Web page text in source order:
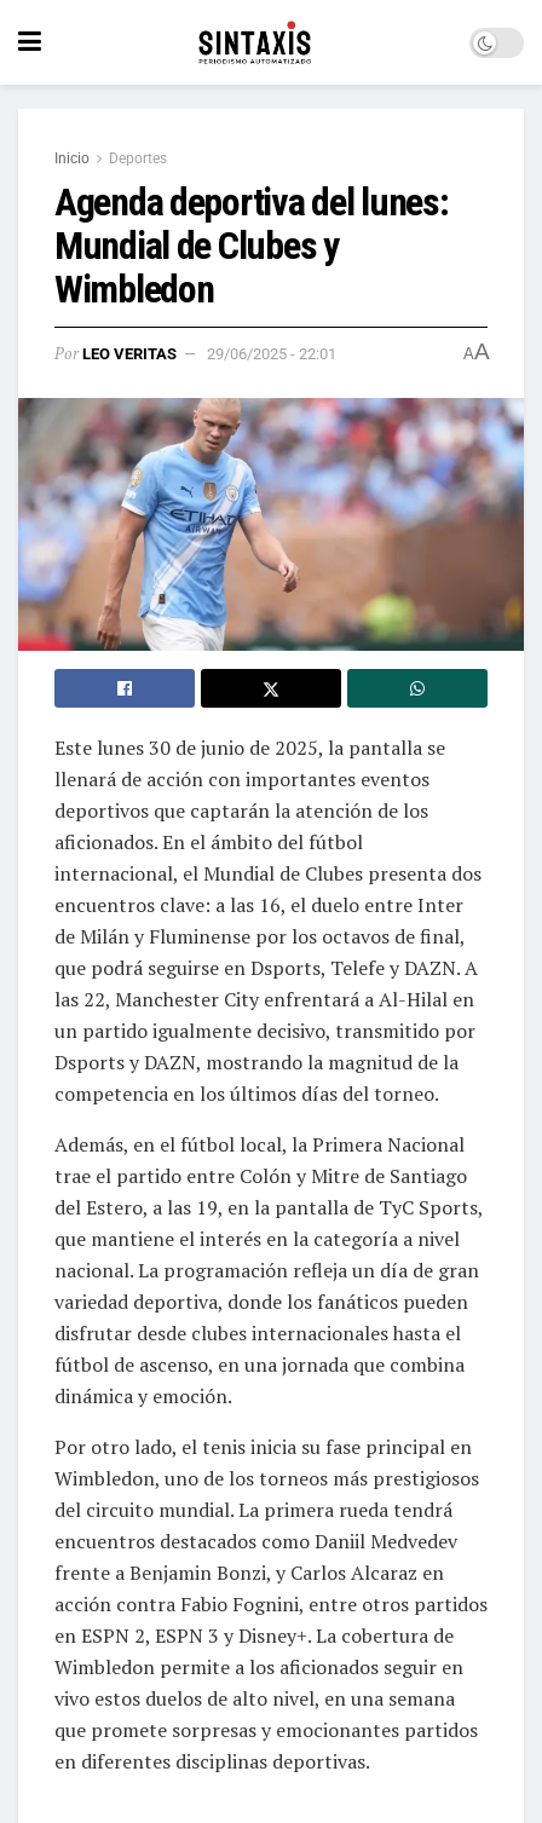
Inicio Deportes
Agenda deportiva del lunes:
Mundial de Clubes y
Wimbledon
Por LEO VERITAS 29/06/2025 - 22:01 AA
Este lunes 30 de junio de 2025, la pantalla se
llenará de acción con importantes eventos
deportivos que captarán la atención de los
aficionados. En el ámbito del fútbol
internacional, el Mundial de Clubes presenta dos
encuentros clave: a las 16, el duelo entre Inter
de Milán y Fluminense por los octavos de final,
que podrá seguirse en Dsports, Telefe y DAZN. A
las 22, Manchester City enfrentará a Al-Hilal en
un partido igualmente decisivo, transmitido por
Dsports y DAZN, mostrando la magnitud de la
competencia en los últimos días del torneo.
Además, en el fútbol local, la Primera Nacional
trae el partido entre Colón y Mitre de Santiago
del Estero, a las 19, en la pantalla de TyC Sports,
que mantiene el interés en la categoría a nivel
nacional. La programación refleja un día de gran
variedad deportiva, donde los fanáticos pueden
disfrutar desde clubes internacionales hasta el
fútbol de ascenso, en una jornada que combina
dinámica y emoción.
Por otro lado, el tenis inicia su fase principal en
Wimbledon, uno de los torneos más prestigiosos
del circuito mundial. La primera rueda tendrá
encuentros destacados como Daniil Medvedev
frente a Benjamin Bonzi, y Carlos Alcaraz en
acción contra Fabio Fognini, entre otros partidos
en ESPN 2, ESPN 3 y Disney+. La cobertura de
Wimbledon permite a los aficionados seguir en
vivo estos duelos de alto nivel, en una semana
que promete sorpresas y emocionantes partidos
en diferentes disciplinas deportivas.